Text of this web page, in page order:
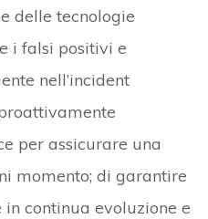
delle tecnologie
i falsi positivi e
nell’incident
per assicurare una
momento; di garantire
continua evoluzione e